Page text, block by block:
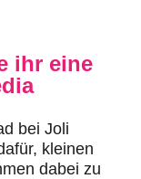
ihr eine
bei Joli
kleinen
dabei zu